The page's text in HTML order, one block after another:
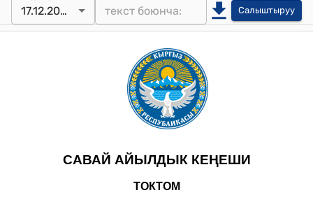
17.12.2025 Салыштыруу